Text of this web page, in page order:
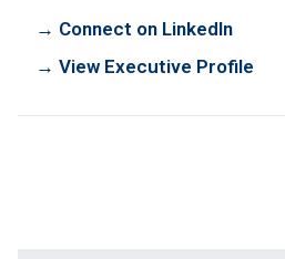
→ Connect on LinkedIn
→ View Executive Profile